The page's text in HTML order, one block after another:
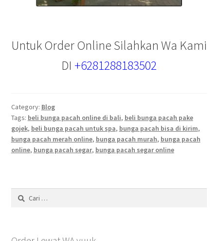
Untuk Order Online Silahkan Wa Kami
DI +6281288183502
Category: Blog
Tags: beli bunga pacah online di bali, beli bunga pacah pake
gojek, beli bunga pacah untuk spa, bunga pacah bisa di kirim,
bunga pacah merah online, bunga pacah murah, bunga pacah
online, bunga pacah segar, bunga pacah segar online
Cari
untuk: